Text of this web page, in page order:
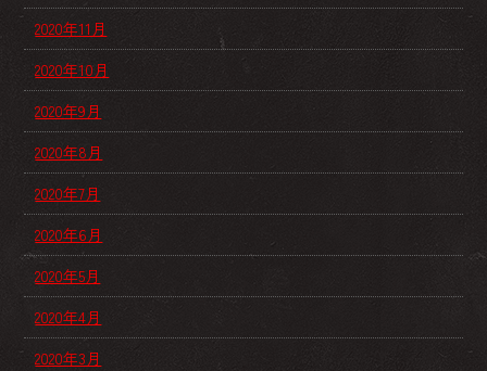
2020年11月
2020年10月
2020年9月
2020年8月
2020年7月
2020年6月
2020年5月
2020年4月
2020年3月